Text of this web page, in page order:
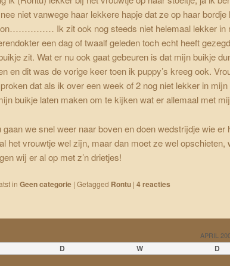
niet vanwege haar lekkere hapje dat ze op haar
Ik zit ook nog steeds niet helemaal lekker in
een dag of twaalf geleden toch echt heeft
zit. Wat er nu ook gaat gebeuren is dat mijn buikje
en dit was de vorige keer toen ik puppy’s kreeg ook.
dat als ik over een week of 2 nog niet lekker in
buikje laten maken om te kijken wat er allemaal met
gaan we snel weer naar boven en doen wedstrijdje wie er
het vrouwtje wel zijn, maar dan moet ze wel opschieten,
wij er al op met z’n drietjes!
in Geen categorie | Getagged Rontu | 4reacties
APRIL
D W D